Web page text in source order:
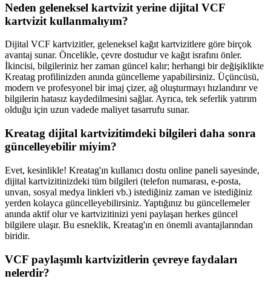
Neden geleneksel kartvizit yerine dijital VCF
kartvizit kullanmalıyım?
Dijital VCF kartvizitler, geleneksel kağıt kartvizitlere göre birçok
avantaj sunar. Öncelikle, çevre dostudur ve kağıt israfını önler.
İkincisi, bilgileriniz her zaman güncel kalır; herhangi bir değişiklikte
Kreatag profilinizden anında güncelleme yapabilirsiniz. Üçüncüsü,
modern ve profesyonel bir imaj çizer, ağ oluşturmayı hızlandırır ve
bilgilerin hatasız kaydedilmesini sağlar. Ayrıca, tek seferlik yatırım
olduğu için uzun vadede maliyet tasarrufu sunar.
Kreatag dijital kartvizitimdeki bilgileri daha sonra
güncelleyebilir miyim?
Evet, kesinlikle! Kreatag'ın kullanıcı dostu online paneli sayesinde,
dijital kartvizitinizdeki tüm bilgileri (telefon numarası, e-posta,
unvan, sosyal medya linkleri vb.) istediğiniz zaman ve istediğiniz
yerden kolayca güncelleyebilirsiniz. Yaptığınız bu güncellemeler
anında aktif olur ve kartvizitinizi yeni paylaşan herkes güncel
bilgilere ulaşır. Bu esneklik, Kreatag'ın en önemli avantajlarından
biridir.
VCF paylaşımlı kartvizitlerin çevreye faydaları
nelerdir?